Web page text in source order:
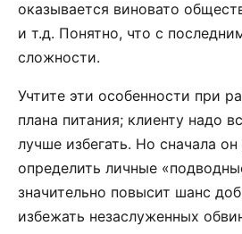
оказывается виновато
и т.д. Понятно, что с
сложности.
Учтите эти особенности при
плана питания; клиенту надо
лучше избегать. Но сначала
определить личные
значительно повысит шанс
избежать незаслуженных